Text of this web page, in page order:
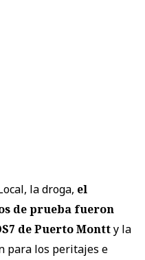
la droga, el
de prueba fueron
de Puerto Montty la
para los peritajes e